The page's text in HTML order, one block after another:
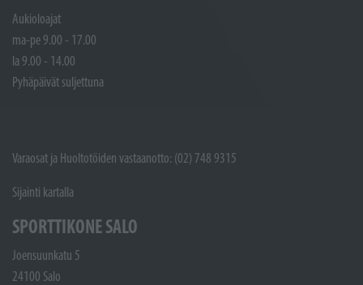
Aukioloajat
ma-pe 9.00 - 17.00
la 9.00 - 14.00
Pyhäpäivät suljettuna
Varaosat ja Huoltotöiden vastaanotto: (02) 748 9315
Sijainti kartalla
SPORTTIKONE SALO
Joensuunkatu 5
24100 Salo